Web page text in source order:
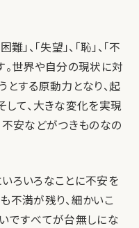
、「失望」、「恥」、「不
。世界や自分の現状に対
とする原動力となり、起
して、大きな変化を実現
不安などがつきものなの
ろいろなことに不安を
不満が残り、細かいこ
ですべてが台無しにな